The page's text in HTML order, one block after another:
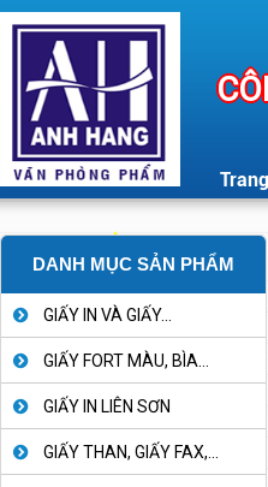
DANH MỤC SẢN PHẨM
GIẤY IN VÀ GIẤY...
GIẤY FORT MÀU, BÌA...
GIẤY IN LIÊN SƠN
GIẤY THAN, GIẤY FAX,...